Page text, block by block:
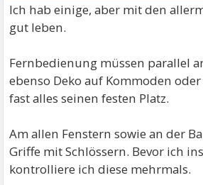
Ich hab einige, aber mit den
gut leben.
Fernbedienung müssen parallel
ebenso Deko auf Kommoden
fast alles seinen festen Platz.
Am allen Fenstern sowie an der
Griffe mit Schlössern. Bevor ich
kontrolliere ich diese mehrmals.